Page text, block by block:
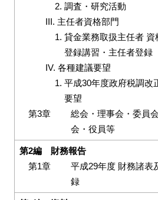
調査・研究活動
III. 主任者資格部門
貸金業務取扱主任者 資
登録講習・主任者登録
IV. 各種建議要望
平成30年度政府税調改
要望
第3章
総会・理事会・委員
会・役員等
第2編 財務報告
第1章
平成29年度 財務諸表
録